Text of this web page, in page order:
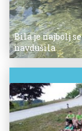
Bila je najbolj
navdušila